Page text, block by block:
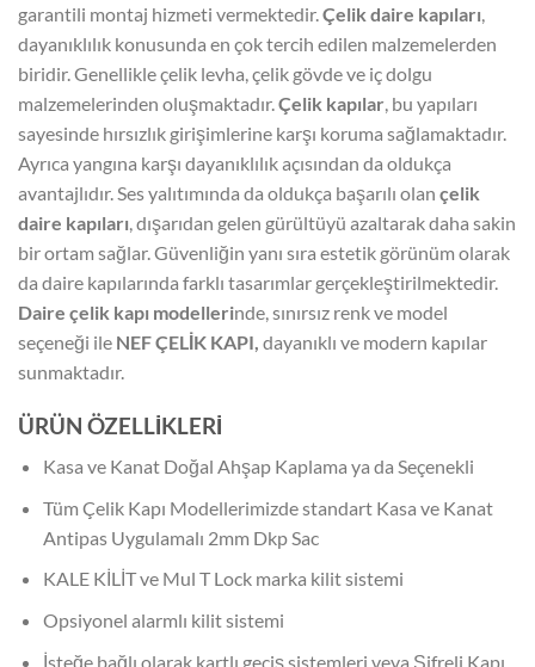
garantili montaj hizmeti vermektedir.Çelik daire kapıları,
dayanıklılık konusunda en çok tercih edilen malzemelerden
biridir. Genellikle çelik levha, çelik gövde ve iç dolgu
malzemelerinden oluşmaktadır.Çelik kapılar, bu yapıları
sayesinde hırsızlık girişimlerine karşı koruma sağlamaktadır.
Ayrıca yangına karşı dayanıklılık açısından da oldukça
avantajlıdır. Ses yalıtımında da oldukça başarılı olan çelik
daire kapıları, dışarıdan gelen gürültüyü azaltarak daha sakin
bir ortam sağlar. Güvenliğin yanı sıra estetik görünüm olarak
da daire kapılarında farklı tasarımlar gerçekleştirilmektedir.
Daire çelik kapı modellerinde, sınırsız renk ve model
seçeneği ile NEF ÇELİK KAPI, dayanıklı ve modern kapılar
sunmaktadır.
ÜRÜN ÖZELLİKLERİ
Kasa ve Kanat Doğal Ahşap Kaplama ya da Seçenekli
Tüm Çelik Kapı Modellerimizde standart Kasa ve Kanat
Antipas Uygulamalı 2mm Dkp Sac
KALE KİLİT ve Mul T Lock marka kilit sistemi
Opsiyonel alarmlı kilit sistemi
İsteğe bağlı olarak kartlı geçiş sistemleri veya Şifreli Kapı